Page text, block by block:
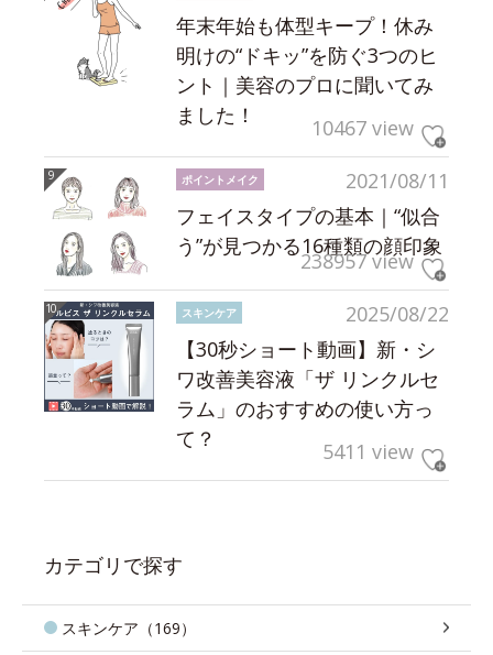
年末年始も体型キープ！休み
明けの“ドキッ”を防ぐ3つのヒ
ント｜美容のプロに聞いてみ
ました！
10467 view
2021/08/11
ポイントメイク
フェイスタイプの基本｜“似合
う”が見つかる16種類の顔印象
238957 view
2025/08/22
スキンケア
【30秒ショート動画】新・シ
ワ改善美容液「ザ リンクルセ
ラム」のおすすめの使い方っ
て？
5411 view
カテゴリで探す
スキンケア（169）